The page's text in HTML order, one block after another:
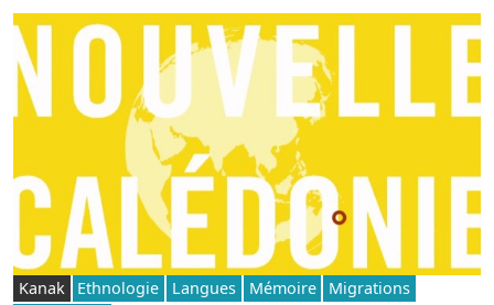
Kanak Ethnologie Langues Mémoire
Migrations